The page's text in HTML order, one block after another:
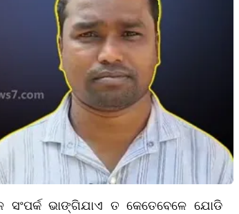
ଭାଙ୍ଗିଯାଏ ତ କେତେବେଳେ ଯୋଡି